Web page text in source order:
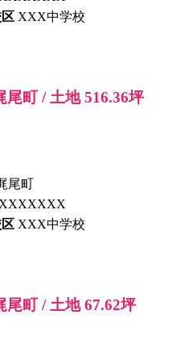
XXX中学校
尾町 / 土地 516.36坪
尾町
XXX中学校
尾町 / 土地 67.62坪